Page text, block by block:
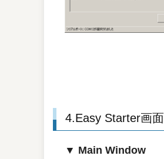
4.Easy Starter画面
▼ Main Window